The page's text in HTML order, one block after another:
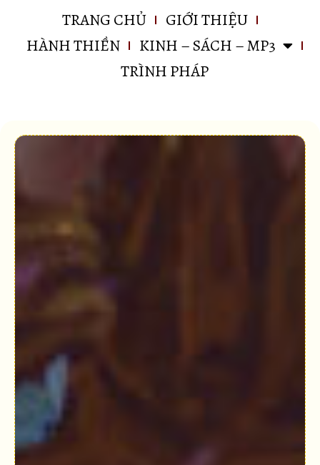
TRANG CHỦ
GIỚI THIỆU
HÀNH THIỀN
KINH – SÁCH – MP3
TRÌNH PHÁP